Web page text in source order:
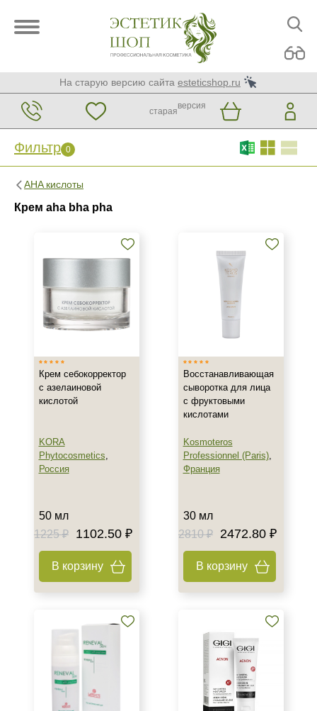
На старую версию сайта esteticshop.ru
старая
версия
Фильтр 0
AHA кислоты
Крем aha bha pha
Фильтр 0
KORA Phytocosmetics
Страна
Россия
Франция
Тип товара
Крем
Сыворотка
Домашняя
Профессиональная
Тип кожи
Любой возраст (от 18 лет)
Крем себокорректор
с азелаиновой
кислотой
KORA
Phytocosmetics,
Россия
50 мл
1225 ₽
1102.50 ₽
В корзину
Восстанавливающая
сыворотка для лица
с фруктовыми
кислотами
Kosmoteros
Professionnel (Paris),
Франция
30 мл
2810 ₽
2472.80 ₽
В корзину